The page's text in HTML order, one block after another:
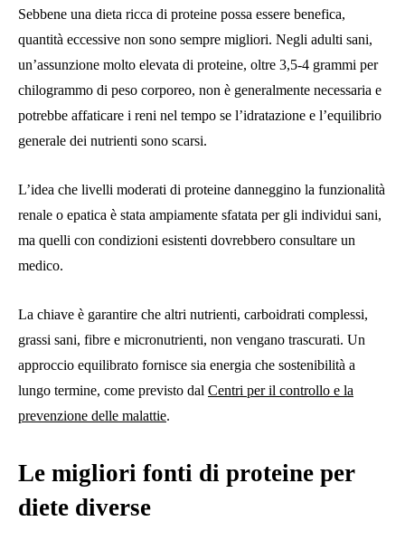
Sebbene una dieta ricca di proteine ​​possa essere benefica,
quantità eccessive non sono sempre migliori. Negli adulti sani,
un’assunzione molto elevata di proteine, oltre 3,5-4 grammi per
chilogrammo di peso corporeo, non è generalmente necessaria e
potrebbe affaticare i reni nel tempo se l’idratazione e l’equilibrio
generale dei nutrienti sono scarsi.
L’idea che livelli moderati di proteine ​​danneggino la funzionalità
renale o epatica è stata ampiamente sfatata per gli individui sani,
ma quelli con condizioni esistenti dovrebbero consultare un
medico.
La chiave è garantire che altri nutrienti, carboidrati complessi,
grassi sani, fibre e micronutrienti, non vengano trascurati. Un
approccio equilibrato fornisce sia energia che sostenibilità a
lungo termine, come previsto dal Centri per il controllo e la
prevenzione delle malattie.
Le migliori fonti di proteine ​​per
diete diverse